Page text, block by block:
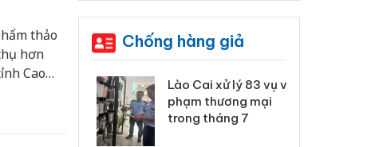
thảo
hơn
Cao
Chống hàng giả
Thanh Hóa
sào giả
Lào Cai xử lý 83 vụ vi
phạm thương mại
trong tháng 7